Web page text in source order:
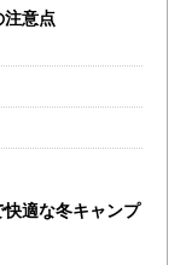
注意点
快適な冬キャンプ